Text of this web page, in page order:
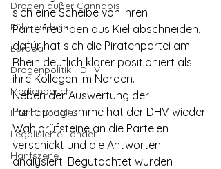
Drogen außer Cannabis
Führerschein
Europa
Drogenpolitik - DHV
Medienbericht
Internationales
Legalisierte Länder
Hanfszene
sich eine Scheibe von ihren
Parteifreunden aus Kiel abschneiden,
dafür hat sich die Piratenpartei am
Rhein deutlich klarer positioniert als
ihre Kollegen im Norden.
Neben der Auswertung der
Parteiprogramme hat der DHV wieder
Wahlprüfsteine an die Parteien
verschickt und die Antworten
analysiert. Begutachtet wurden